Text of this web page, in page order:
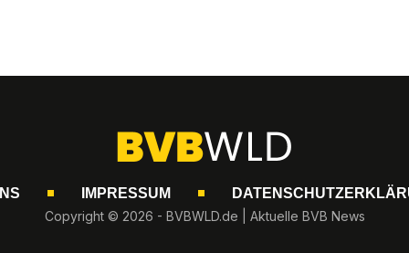
IMPRESSUM
Copyright © 2026 - BVBWLD.de | Aktuelle BVB News